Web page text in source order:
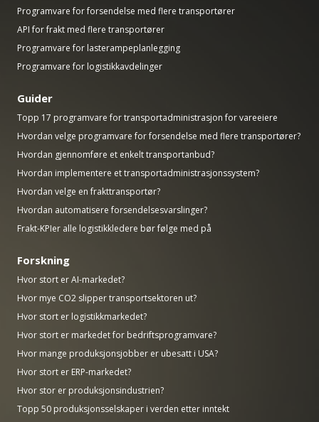
Programvare for forsendelse med flere transportører
API for frakt med flere transportører
Programvare for lasterampeplanlegging
Programvare for logistikkavdelinger
Guider
Topp 17 programvare for transportadministrasjon for vareeiere
Hvordan velge programvare for forsendelse med flere transportører?
Hvordan gjennomføre et enkelt transportanbud?
Hvordan implementere et transportadministrasjonssystem?
Hvordan velge en frakttransportør?
Hvordan automatisere forsendelsesvarslinger?
Frakt-KPIer alle logistikkledere bør følge med på
Forskning
Hvor stort er AI-markedet?
Hvor mye CO2 slipper transportsektoren ut?
Hvor stort er logistikkmarkedet?
Hvor stort er markedet for bedriftsprogramvare?
Hvor mange produksjonsjobber er ubesatt i USA?
Hvor stort er ERP-markedet?
Hvor stor er produksjonsindustrien?
Topp 50 produksjonsselskaper i verden etter inntekt